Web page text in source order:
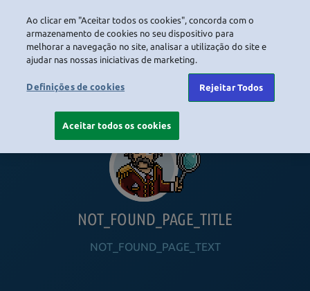
NOT_FOUND_PAGE_TITLE
NOT_FOUND_PAGE_TEXT
Ao clicar em "Aceitar todos os cookies", concorda com o
armazenamento de cookies no seu dispositivo para
melhorar a navegação no site, analisar a utilização do site e
ajudar nas nossas iniciativas de marketing.
Definições de cookies Rejeitar Todos
Aceitar todos os cookies